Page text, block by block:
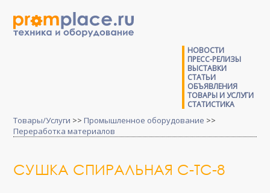
НОВОСТИ
ПРЕСС-РЕЛИЗЫ
ВЫСТАВКИ
СТАТЬИ
ОБЪЯВЛЕНИЯ
ТОВАРЫ И УСЛУГИ
СТАТИСТИКА
Товары/Услуги >> Промышленное оборудование >>
Переработка материалов
СУШКА СПИРАЛЬНАЯ С-ТС-8